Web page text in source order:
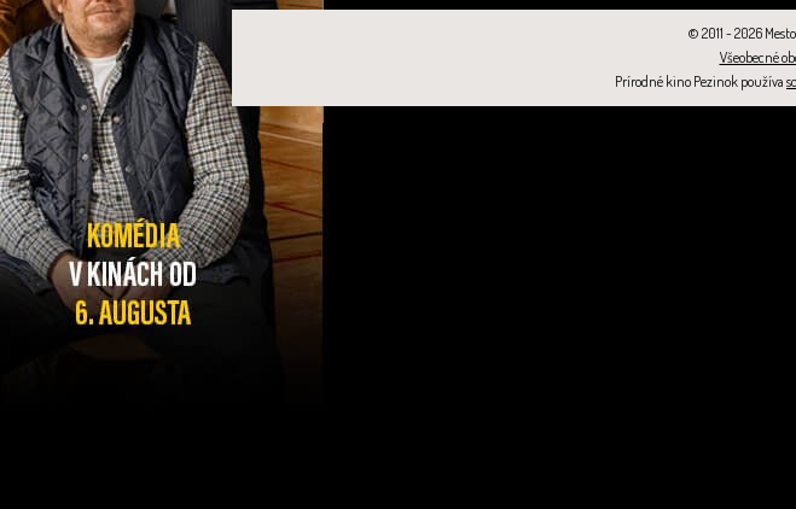
© 2011 - 2026
Všeobecné
Prírodné kino Pezinok používa